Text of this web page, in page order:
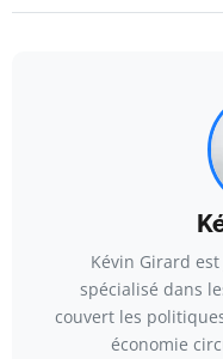
Kévin Girard
spécialisé dans
couvert les
économie